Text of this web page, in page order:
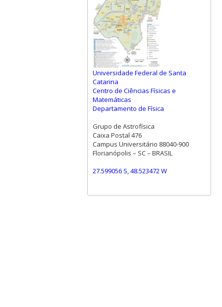
Universidade Federal de Santa
Catarina
Centro de Ciências Físicas e
Matemáticas
Departamento de Física
Grupo de Astrofísica
Caixa Postal 476
Campus Universitário 88040-900
Florianópolis – SC – BRASIL
27.599056 S, 48.523472 W